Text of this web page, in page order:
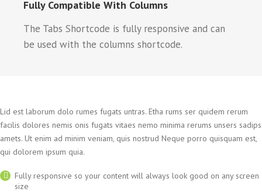
Fully Compatible With Columns
The Tabs Shortcode is fully responsive and can
be used with the columns shortcode.
Lid est laborum dolo rumes fugats untras. Etha rums ser quidem rerum
facilis dolores nemis onis fugats vitaes nemo minima rerums unsers sadips
amets. Ut enim ad minim veniam, quis nostrud Neque porro quisquam est,
qui dolorem ipsum quia.
Fully responsive so your content will always look good on any screen
size